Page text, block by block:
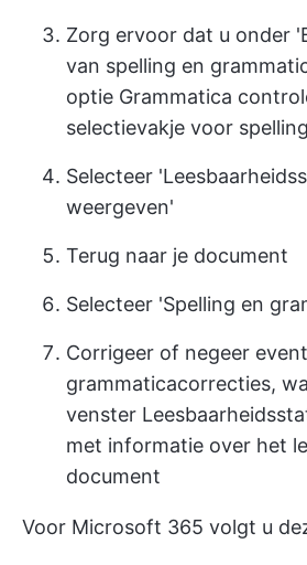
Zorg ervoor dat u onder
van spelling en
optie Grammatica
selectievakje voor
Selecteer
weergeven'
Terug naar je document
Selecteer 'Spelling en
Corrigeer of negeer
grammaticacorrecties,
venster
met informatie over het
document
Voor Microsoft 365 volgt u